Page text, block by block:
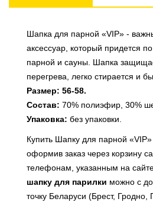
Шапка для парной «VIP» -
аксессуар, который придется
парной и сауны. Шапка
перегрева, легко стирается и
Размер: 56-58.
Состав: 70% полиэфир, 30%
Упаковка: без упаковки.
Купить Шапку для парной
оформив заказ через корзину
телефонам, указанным на
шапку для парилки можно с
точку Беларуси (Брест, Гродно,